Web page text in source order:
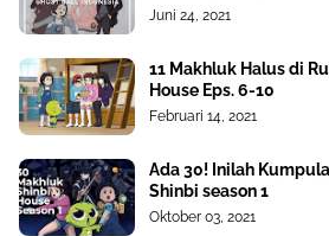
Juni 24, 2021
11 Makhluk Halus di
House Eps. 6-10
Februari 14, 2021
Ada 30! Inilah
Shinbi season 1
Oktober 03, 2021